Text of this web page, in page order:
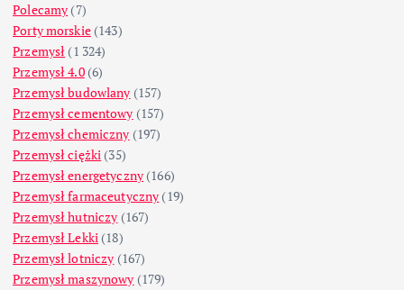
Polecamy (7)
Porty morskie(143)
Przemysł (1 324)
Przemysł 4.0(6)
Przemysł budowlany (157)
Przemysł cementowy (157)
Przemysł chemiczny (197)
Przemysł ciężki (35)
Przemysł energetyczny (166)
Przemysł farmaceutyczny (19)
Przemysł hutniczy (167)
Przemysł Lekki (18)
Przemysł lotniczy (167)
Przemysł maszynowy (179)